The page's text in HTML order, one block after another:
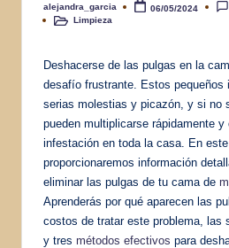
Publicado
por
alejandra_garcia 06/05/2024
PublicadoLimpieza
Deshacerse de las pulgas en la
desafío frustrante. Estos pequeños
serias molestias y picazón, y si no
pueden multiplicarse rápidamente
infestación en toda la casa. En
proporcionaremos información
eliminar las pulgas de tu cama de
Aprenderás por qué aparecen las
costos de tratar este problema, las
y tres métodos efectivos para